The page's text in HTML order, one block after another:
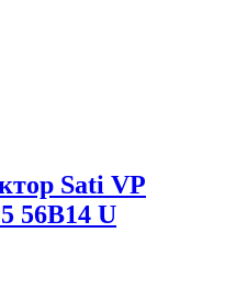
Sati VP
56B14 U